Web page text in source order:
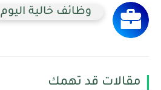
وظائف خالية اليوم
مقالات قد تهمك